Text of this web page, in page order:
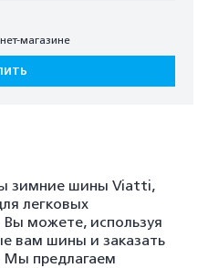
магазине
зимние шины Viatti,
легковых
можете, используя
вам шины и заказать
Мы предлагаем